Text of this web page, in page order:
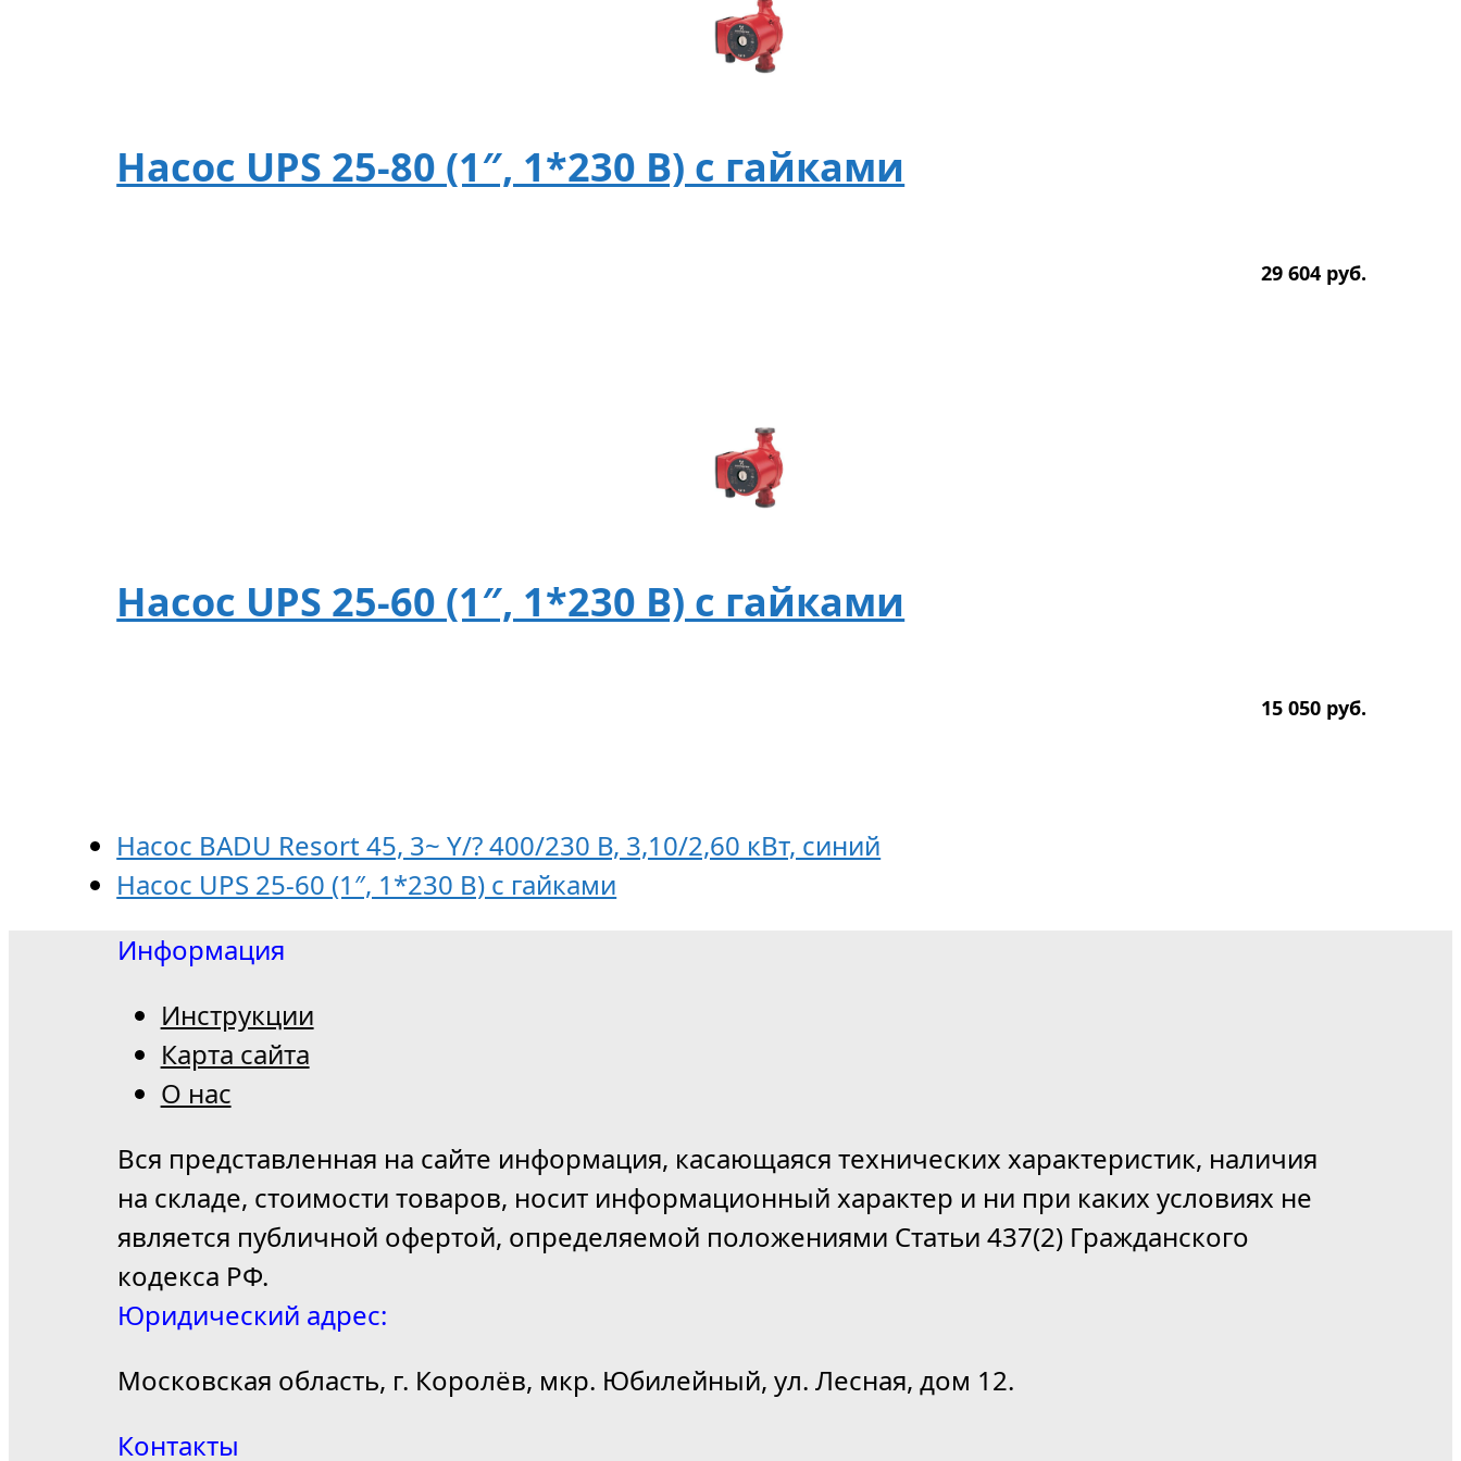
Насос UPS 25-80 (1″, 1*230 B) с гайками
29 604 руб.
Насос UPS 25-60 (1″, 1*230 B) с гайками
15 050 руб.
Насос BADU Resort 45, 3~ Y/? 400/230 В, 3,10/2,60 кВт, синий
Насос UPS 25-60 (1″, 1*230 B) с гайками
Информация
Инструкции
Карта сайта
О нас
Вся представленная на сайте информация, касающаяся технических характеристик, наличия
на складе, стоимости товаров, носит информационный характер и ни при каких условиях не
является публичной офертой, определяемой положениями Статьи 437(2) Гражданского
кодекса РФ.
Юридический адрес:
Московская область, г. Королёв, мкр. Юбилейный, ул. Лесная, дом 12.
Контакты